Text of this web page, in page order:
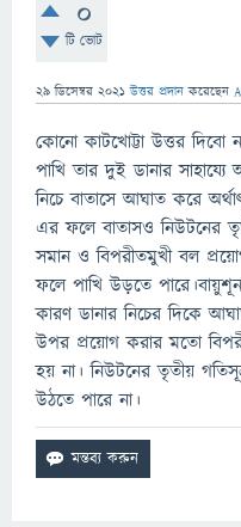
0
টি ভোট
29 ডিসেম্বর 2021 উত্তর প্রদান করেছেন
কোনো কাটখোট্টা উত্তর দিবো
পাখি তার দুই ডানার
নিচে বাতাসে আঘাত করে
এর ফলে বাতাসও নিউটনের
সমান ও বিপরীতমুখী বল
ফলে পাখি উড়তে
কারণ ডানার নিচের দিকে
উপর প্রয়োগ করার মতো
হয় না। নিউটনের তৃতীয়
উঠতে পারে না।